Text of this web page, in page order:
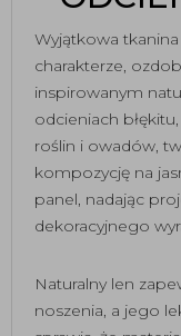
Wyjątkowa
charakterze,
inspirowanym
odcieniach
roślin i owadów,
kompozycję na
panel, nadając
dekoracyjnego
Naturalny len
noszenia, a jego